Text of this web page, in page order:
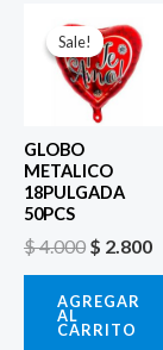
Sale!
Sale!
GLOBO
METALICO
18PULGADA
50PCS
$4.000
precio
original
era:
$ 4.000.
$ 2.800
AGREGAR
AL
CARRITO